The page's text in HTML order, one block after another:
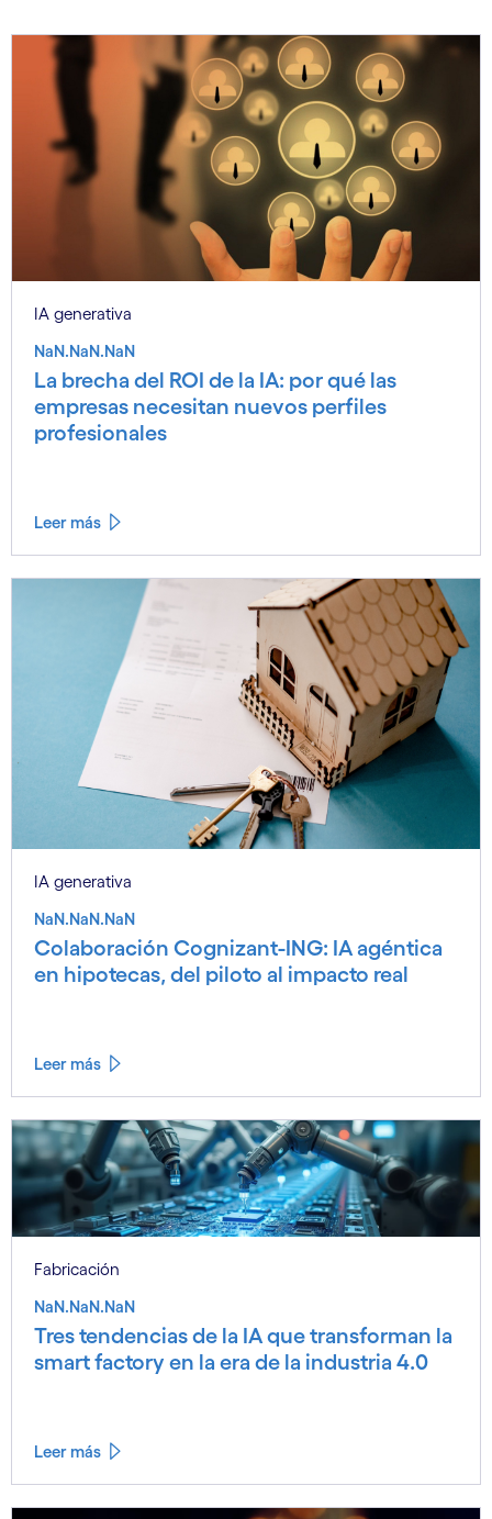
IA generativa
NaN.NaN.NaN
La brecha del ROI de la IA: por qué las
empresas necesitan nuevos perfiles
profesionales
Leer más
IA generativa
NaN.NaN.NaN
Colaboración Cognizant-ING: IA agéntica
en hipotecas, del piloto al impacto real
Leer más
Fabricación
NaN.NaN.NaN
Tres tendencias de la IA que transforman la
smart factory en la era de la industria 4.0
Leer más